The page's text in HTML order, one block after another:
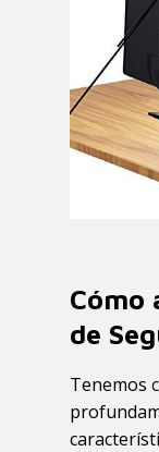
Cómo
de
Tenemos